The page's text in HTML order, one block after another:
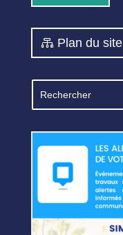
Plan du site